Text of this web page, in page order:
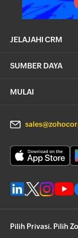
JELAJAHI CRM
SUMBER DAYA
MULAI
Pilih Privasi. Pilih